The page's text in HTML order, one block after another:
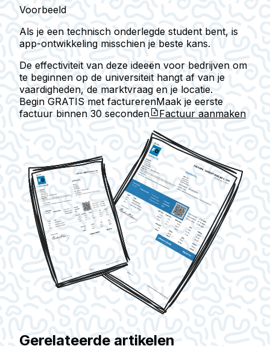
Voorbeeld
Als je een technisch onderlegde student bent, is
app-ontwikkeling misschien je beste kans.
De effectiviteit van deze ideeën voor bedrijven om
te beginnen op de universiteit hangt af van je
vaardigheden, de marktvraag en je locatie.
Begin GRATIS met facturerenMaak je eerste
factuur binnen 30 seconden Factuur aanmaken
Gerelateerde artikelen